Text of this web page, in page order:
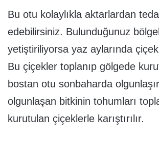
Bu otu kolaylıkla aktarlardan
edebilirsiniz. Bulunduğunuz
yetiştiriliyorsa yaz aylarında
Bu çiçekler toplanıp gölgede
bostan otu sonbaharda
olgunlaşan bitkinin tohumları
kurutulan çiçeklerle karıştırılır.